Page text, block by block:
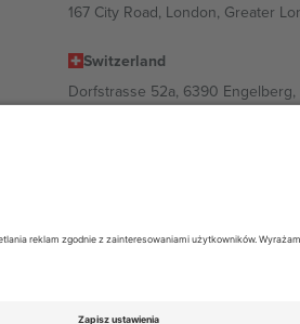
167 City Road, London, Greater
Switzerland
Dorfstrasse 52a, 6390
zastrzeżone.